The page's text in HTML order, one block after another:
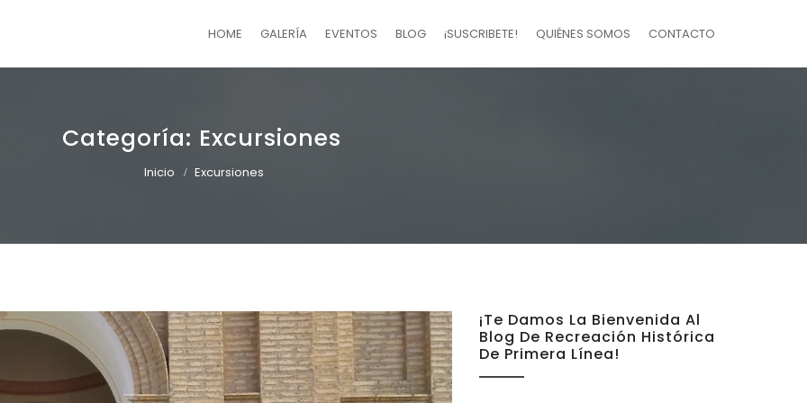
HOME GALERÍA EVENTOS BLOG ¡SUSCRIBETE! QUIÉNES SOMOS CONTACTO
Categoría: Excursiones
Inicio Excursiones
¡Te Damos La Bienvenida Al
Blog De Recreación Histórica
De Primera Línea!